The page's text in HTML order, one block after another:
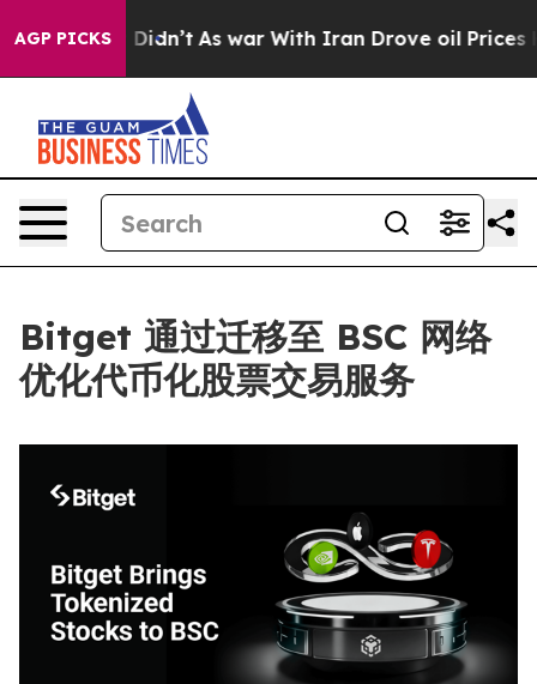
AGP PICKS
Well, it Didn’t As war With Iran Drove oil Prices
Bitget 通过迁移至 BSC 网络
优化代币化股票交易服务